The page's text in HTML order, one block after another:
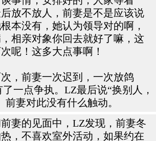
放不放人，前妻是不是应该说
本没有，她认为领导对的啊，
相亲对象你回去就好了嘛，这
呢！这多大点事啊！
，前妻一次迟到，一次放鸽
一点争执。LZ最后说“换别人，
前妻对此没有什么触动。
妻的见面中，LZ发现，前妻冬
，不喜欢室外活动，如果约在